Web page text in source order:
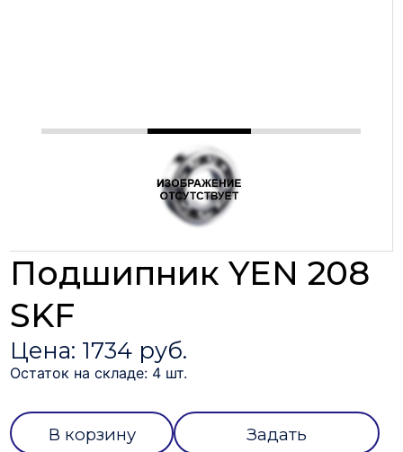
Подшипник YEN 208
SKF
Цена: 1734 руб.
Остаток на складе: 4 шт.
В корзину
Задать